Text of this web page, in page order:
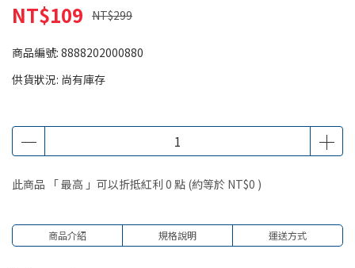
NT$109 NT$299
商品編號: 8888202000880
供貨狀況: 尚有庫存
此商品 「 最高 」可以折抵紅利 0 點 (約等於 NT$0 )
商品介紹 規格說明 運送方式